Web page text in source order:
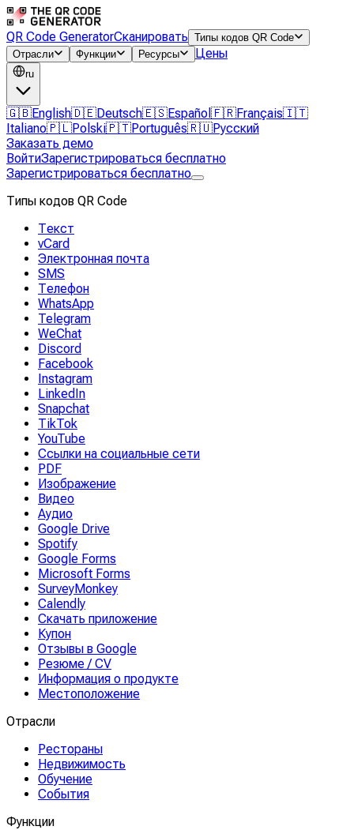
QR Code GeneratorСканировать Типы кодов QR Code
Отрасли
Функции Ресурсы Цены
ru
🇬🇧English🇩🇪Deutsch🇪🇸Español 🇫🇷Français🇮🇹
Italiano🇵🇱Polski🇵🇹Português🇷🇺Русский
Заказать демо
ВойтиЗарегистрироваться бесплатно
Зарегистрироваться бесплатно
Типы кодов QR Code
Текст
vCard
Электронная почта
SMS
Телефон
WhatsApp
Telegram
WeChat
Discord
Facebook
Instagram
LinkedIn
Snapchat
TikTok
YouTube
Ссылки на социальные сети
PDF
Изображение
Видео
Аудио
Google Drive
Spotify
Google Forms
Microsoft Forms
SurveyMonkey
Calendly
Скачать приложение
Купон
Отзывы в Google
Резюме / CV
Информация о продукте
Местоположение
Отрасли
Рестораны
Недвижимость
Обучение
События
Функции